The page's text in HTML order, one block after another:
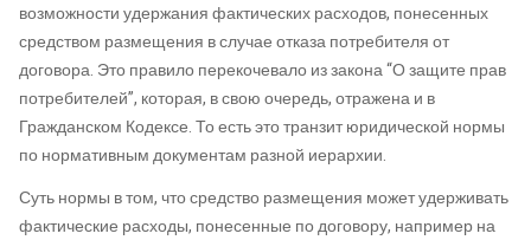
возможности удержания фактических расходов, понесенных
средством размещения в случае отказа потребителя от
договора. Это правило перекочевало из закона “О защите прав
потребителей”, которая, в свою очередь, отражена и в
Гражданском Кодексе. То есть это транзит юридической нормы
по нормативным документам разной иерархии.
Суть нормы в том, что средство размещения может удерживать
фактические расходы, понесенные по договору, например на